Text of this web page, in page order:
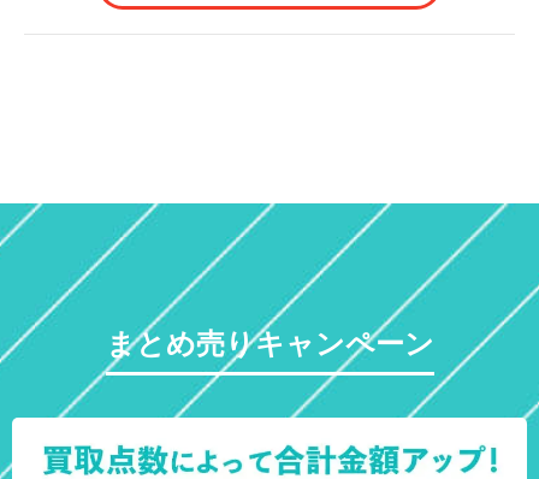
まとめ売りキャンペーン